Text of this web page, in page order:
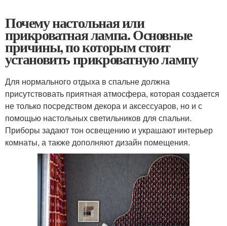
Почему настольная или
прикроватная лампа. Основные
причины, по которым стоит
установить прикроватную лампу
Для нормального отдыха в спальне должна
присутствовать приятная атмосфера, которая создается
не только посредством декора и аксессуаров, но и с
помощью настольных светильников для спальни.
Приборы задают тон освещению и украшают интерьер
комнаты, а также дополняют дизайн помещения.